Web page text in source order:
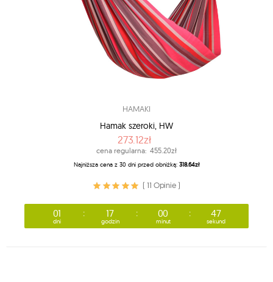
HAMAKI
Hamak szeroki, HW
273.12zł
cena regularna: 455.20zł
Najniższa cena z 30 dni przed obniżką: 318.64zł
( 11 Opinie )
01
dni
17
godzin
00
minut
44
sekund